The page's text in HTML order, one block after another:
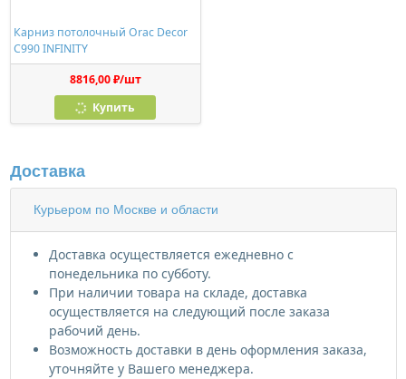
Карниз потолочный Orac Decor
C990 INFINITY
8816,00 ₽/шт
Купить
Доставка
Курьером по Москве и области
Доставка осуществляется ежедневно с
понедельника по субботу.
При наличии товара на складе, доставка
осуществляется на следующий после заказа
рабочий день.
Возможность доставки в день оформления заказа,
уточняйте у Вашего менеджера.